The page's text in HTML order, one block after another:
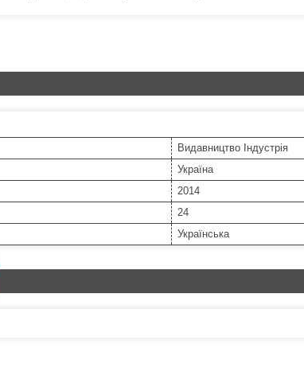
Видавництво Індустрія
Україна
2014
24
Українська